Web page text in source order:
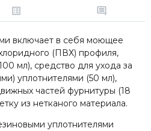
включает в себя моющее
(ПВХ) профиля,
мл), средство для ухода за
уплотнителями (50 мл),
частей фурнитуры (18
из нетканого материала.
уплотнителями